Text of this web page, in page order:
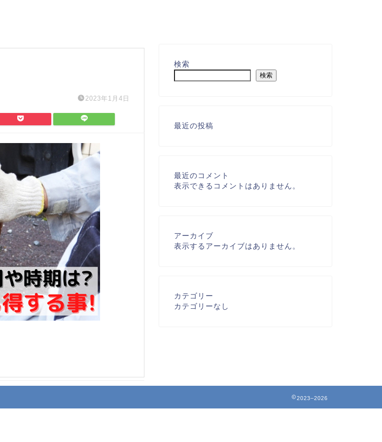
2023年1月4日
検索
検索
最近の投稿
最近のコメント
表示できるコメントはありません。
アーカイブ
表示するアーカイブはありません。
カテゴリー
カテゴリーなし
2023–2026